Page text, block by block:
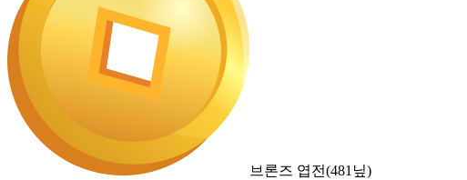
브론즈 엽전(481 닢)